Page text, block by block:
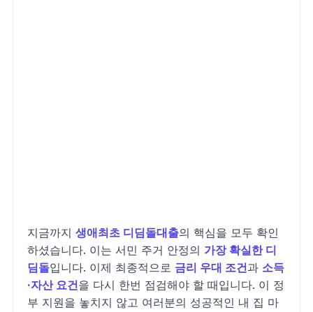
지금까지생애최초 디딤돌대출의 핵심을 모두 확인
하셨습니다. 이는 서민 주거 안정의 가장 확실한 디
딤돌입니다. 이제 최종적으로 금리 우대 조건과 소득
·자산 요건을 다시 한번 점검해야 할 때입니다. 이 정
부 지원을 놓치지 않고 여러분의 성공적인 내 집 마